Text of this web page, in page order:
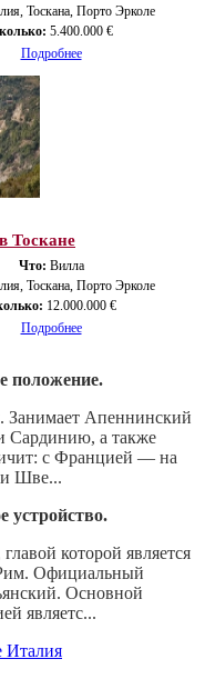
Тоскана, Порто Эрколе
5.400.000 €
Подробнее
Тоскане
Что: Вилла
Тоскана, Порто Эрколе
12.000.000 €
Подробнее
положение.
Занимает Апеннинский
Сардинию, а также
с Францией — на
и Шве...
устройство.
которой является
Официальный
Основной
являетс...
Италия